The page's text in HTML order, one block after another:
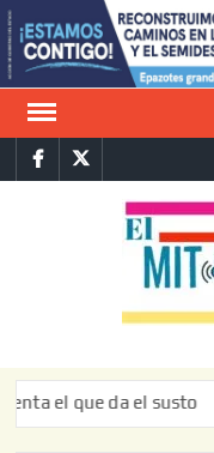
Saltar
al
contenido
FacebookTwitter
da el susto